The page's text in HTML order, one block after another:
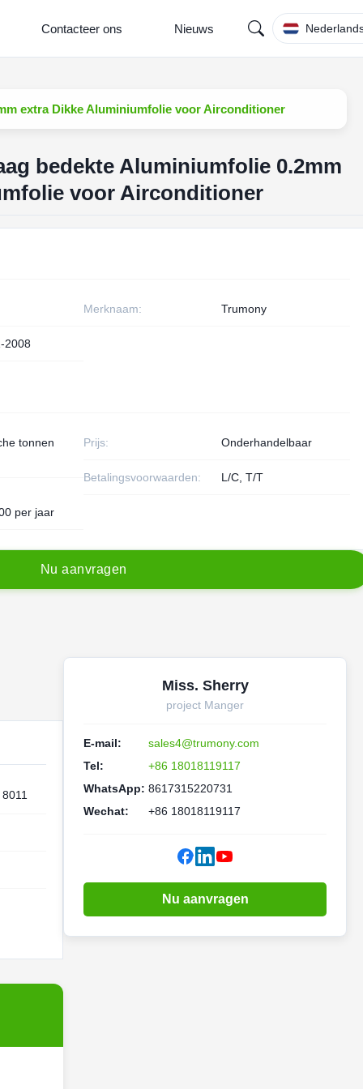
Contacteer ons Nieuws
extra Dikke Aluminiumfolie voor Airconditioner
bedekte Aluminiumfolie 0.2mm
voor Airconditioner
Merknaam: Trumony
2008
tonnen Prijs: Onderhandelbaar
Betalingsvoorwaarden: L/C, T/T
per jaar
N u aanvragen
Miss. Sherry
project Manger
E-mail:
sales4@trumony.com
Tel:
+86 18018119117
WhatsApp: 8617315220731
Wechat:
+86 18018119117
Nu aanvragen